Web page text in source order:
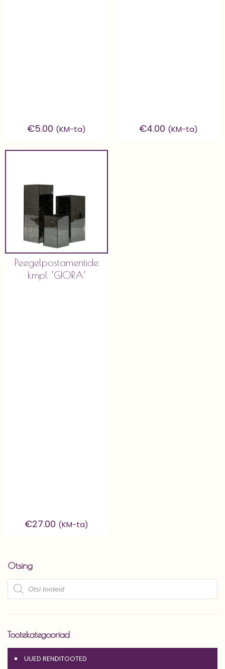
€5.00 (KM-ta) €4.00 (KM-ta)
Peegelpostamentide
kmpl ‘GIORA’
€27.00 (KM-ta)
Otsing
Products
search
Tootekategooriad
UUED RENDITOOTED